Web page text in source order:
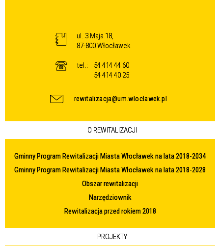
ul. 3 Maja 18,
87-800 Włocławek
tel.:
54 414 44 60
54 414 40 25
rewitalizacja@um.wloclawek.pl
O REWITALIZACJI
Gminny Program Rewitalizacji Miasta Włocławek na lata 2018-2034
Gminny Program Rewitalizacji Miasta Włocławek na lata 2018-2028
Obszar rewitalizacji
Narzędziownik
Rewitalizacja przed rokiem 2018
PROJEKTY